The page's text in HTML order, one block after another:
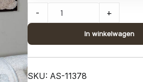
Wanddecoratie
Demi
Wool
Hanging
70
- +
In winkelwagen
SKU: AS-11378